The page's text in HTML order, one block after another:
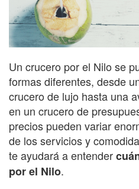
Un crucero por el Nilo se
formas diferentes, desde
crucero de lujo hasta una
en un crucero de
precios pueden variar
de los servicios y
te ayudará a entender
por el Nilo.